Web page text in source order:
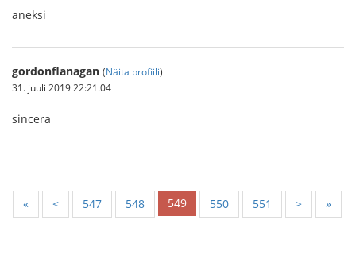
aneksi
gordonflanagan (Näita profiili)
31. juuli 2019 22:21.04
sincera
« < 547 548 549 550 551 > »